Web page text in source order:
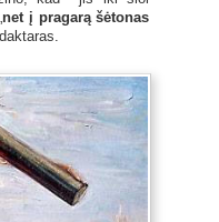
net į pragarą šėtonas